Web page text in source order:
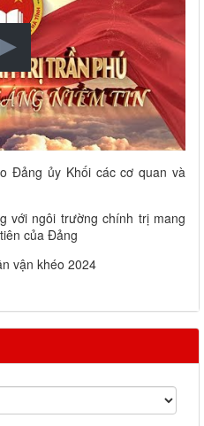
Đảng ủy Khối các cơ quan và
với ngôi trường chính trị mang
của Đảng
vận khéo 2024